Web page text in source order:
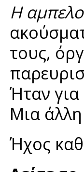
Η
τους,
Ήταν
Μια
Ήχος